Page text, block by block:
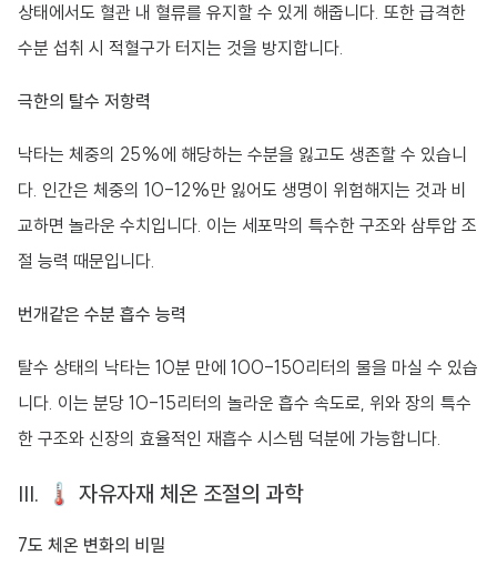
상태에서도 혈관 내 혈류를 유지할 수 있게 해줍니다. 또한 급격한
수분 섭취 시 적혈구가 터지는 것을 방지합니다.
극한의 탈수 저항력
낙타는 체중의 25%에 해당하는 수분을 잃고도 생존할 수 있습니
다. 인간은 체중의 10-12%만 잃어도 생명이 위험해지는 것과 비
교하면 놀라운 수치입니다. 이는 세포막의 특수한 구조와 삼투압 조
절 능력 때문입니다.
번개같은 수분 흡수 능력
탈수 상태의 낙타는 10분 만에 100-150리터의 물을 마실 수 있습
니다. 이는 분당 10-15리터의 놀라운 흡수 속도로, 위와 장의 특수
한 구조와 신장의 효율적인 재흡수 시스템 덕분에 가능합니다.
III. 🌡️ 자유자재 체온 조절의 과학
7도 체온 변화의 비밀